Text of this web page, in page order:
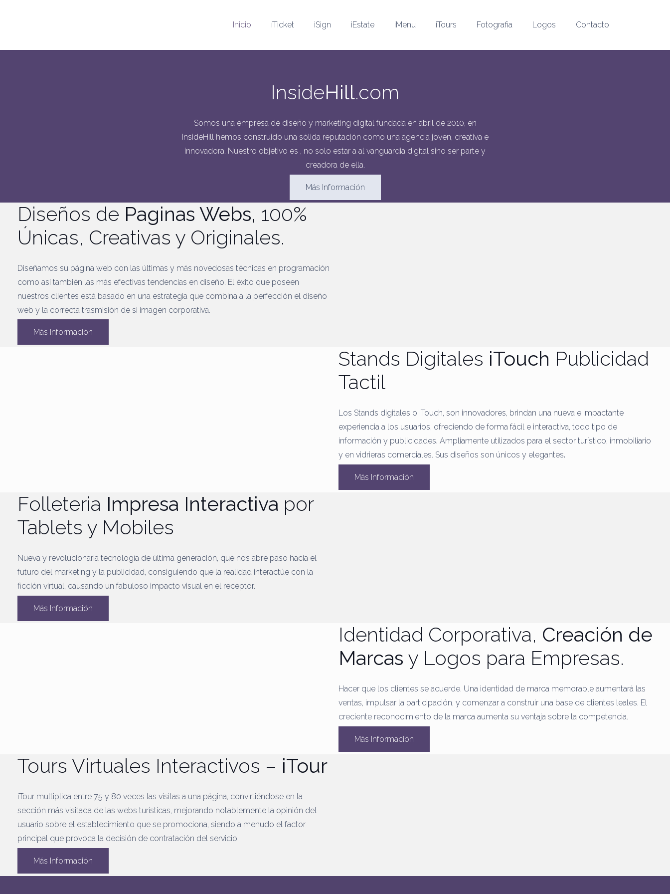
Inicio íTicket iSign iEstate iMenu iTours Fotografia Logos Contacto
InsideHill.com
Somos una empresa de diseño y marketing digital fundada en abril de 2010, en
InsideHill hemos construido una sólida reputación como una agencia joven, creativa e
innovadora. Nuestro objetivo es , no solo estar a al vanguardia digital sino ser parte y
creadora de ella.
Más Información
Diseños de Paginas Webs, 100%
Únicas, Creativas y Originales.
Diseñamos su página web con las últimas y más novedosas técnicas en programación
como así también las más efectivas tendencias en diseño. El éxito que poseen
nuestros clientes está basado en una estrategia que combina a la perfección el diseño
web y la correcta trasmisión de si imagen corporativa.
Más Información
Stands Digitales iTouch Publicidad
Tactil
Los Stands digitales o iTouch, son innovadores, brindan una nueva e impactante
experiencia a los usuarios, ofreciendo de forma fácil e interactiva, todo tipo de
información y publicidades. Ampliamente utilizados para el sector turístico, inmobiliario
y en vidrieras comerciales. Sus diseños son únicos y elegantes.
Más Información
Folleteria Impresa Interactiva por
Tablets y Mobiles
Nueva y revolucionaria tecnología de última generación, que nos abre paso hacia el
futuro del marketing y la publicidad, consiguiendo que la realidad interactúe con la
ficción virtual, causando un fabuloso impacto visual en el receptor.
Más Información
Identidad Corporativa, Creación de
Marcas y Logos para Empresas.
Hacer que los clientes se acuerde. Una identidad de marca memorable aumentará las
ventas, impulsar la participación, y comenzar a construir una base de clientes leales. El
creciente reconocimiento de la marca aumenta su ventaja sobre la competencia.
Más Información
Tours Virtuales Interactivos – iTour
iTour multiplica entre 75 y 80 veces las visitas a una página, convirtiéndose en la
sección más visitada de las webs turísticas, mejorando notablemente la opinión del
usuario sobre el establecimiento que se promociona, siendo a menudo el factor
principal que provoca la decisión de contratación del servicio
Más Información